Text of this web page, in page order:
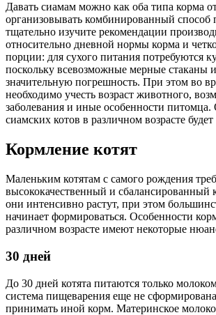
Давать сиамам можно как оба типа корма
организовывать комбинированный
тщательно изучите рекомендации
относительно дневной нормы корма и
порции: для сухого питания потребуются
поскольку всевозможные мерные стаканы
значительную погрешность. При этом во
необходимо учесть возраст животного,
заболевания и иные особенности
сиамских котов в различном возрасте
Кормление котят
Маленьким котятам с самого рождения
высококачественный и сбалансированный
они интенсивно растут, при этом
начинает формироваться. Особенности
различном возрасте имеют некоторые
30 дней
До 30 дней котята питаются только
система пищеварения еще не
принимать иной корм. Материнское